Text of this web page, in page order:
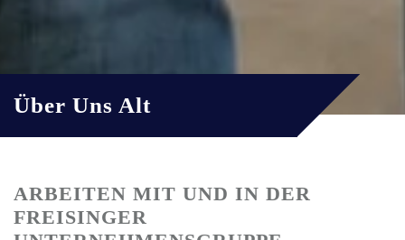
Über Uns Alt
ARBEITEN MIT UND IN DER
FREISINGER